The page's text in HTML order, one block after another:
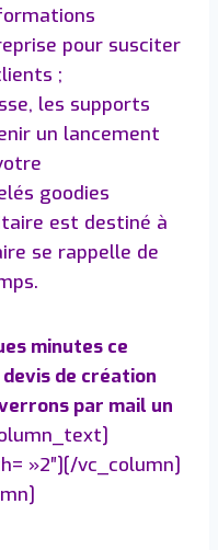
pour susciter
;
les supports
un lancement
goodies
est destiné à
se rappelle de
minutes ce
de création
par mail un
»2″][/vc_column]